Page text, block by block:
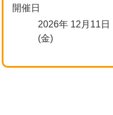
開催日
2026年 12月11日
(金)